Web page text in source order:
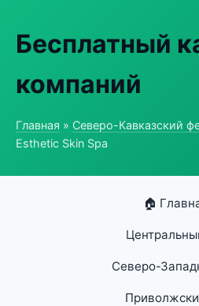
Бесплатный
компаний
Главная » Северо-Кавказский
Esthetic Skin Spa
🏠
Северо-